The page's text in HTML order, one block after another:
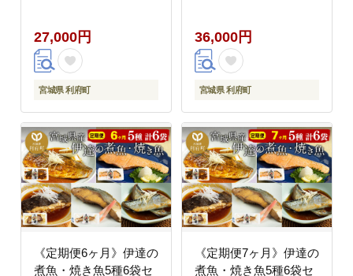
さば さんま ぶり かれ
い 冷凍 惣菜 おかず つ
まみ レンチン 湯煎 簡
単 煮物 煮付 焼魚]
27,000円
宮城県 利府町
さば さんま ぶり かれ
い 冷凍 惣菜 おかず つ
まみ レンチン 湯煎 簡
単 煮物 煮付 焼魚]
36,000円
宮城県 利府町
《定期便6ヶ月》伊達の
煮魚・焼き魚5種6袋セ
《定期便7ヶ月》伊達の
煮魚・焼き魚5種6袋セ